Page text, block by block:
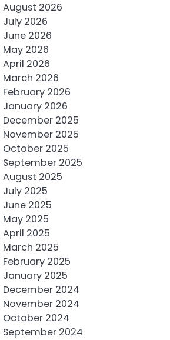
August 2026
July 2026
June 2026
May 2026
April 2026
March 2026
February 2026
January 2026
December 2025
November 2025
October 2025
September 2025
August 2025
July 2025
June 2025
May 2025
April 2025
March 2025
February 2025
January 2025
December 2024
November 2024
October 2024
September 2024